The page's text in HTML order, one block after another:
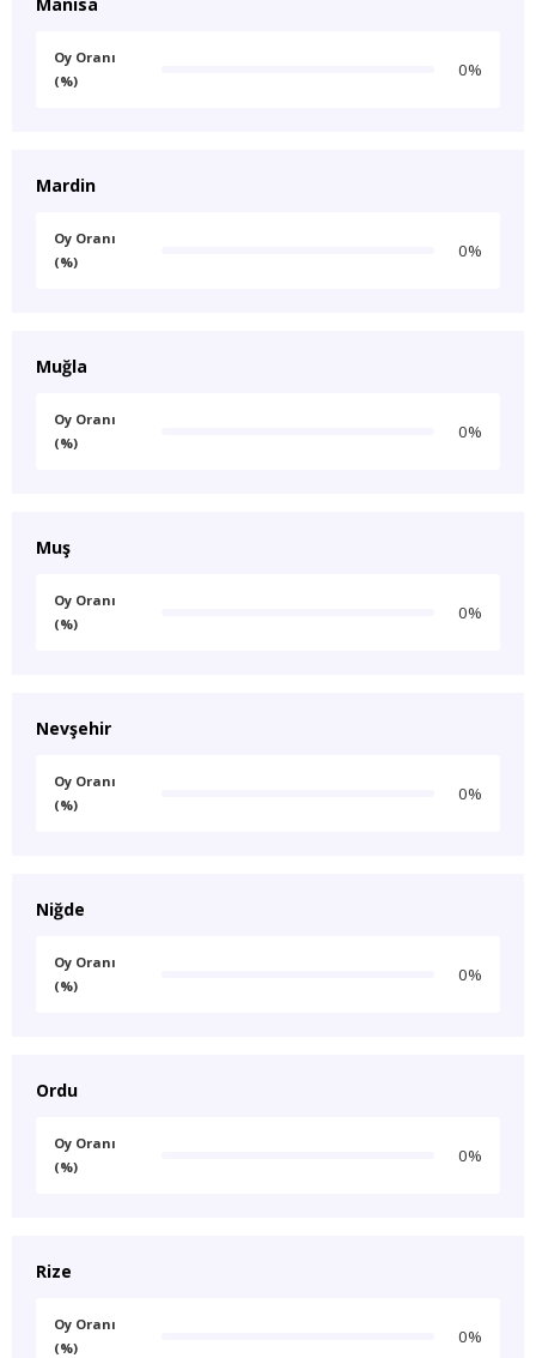
Oy Oranı
(%)
0%
Mardin
Oy Oranı
(%)
0%
Muğla
Oy Oranı
(%)
0%
Muş
Oy Oranı
(%)
0%
Nevşehir
Oy Oranı
(%)
0%
Niğde
Oy Oranı
(%)
0%
Ordu
Oy Oranı
(%)
0%
Rize
Oy Oranı
(%)
0%